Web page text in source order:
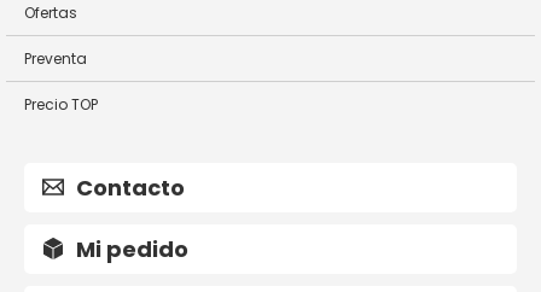
Ofertas
Preventa
Precio TOP
Contacto
Mi pedido